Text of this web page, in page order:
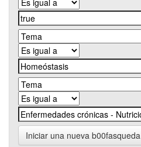
Iniciar una nueva b00fasqueda